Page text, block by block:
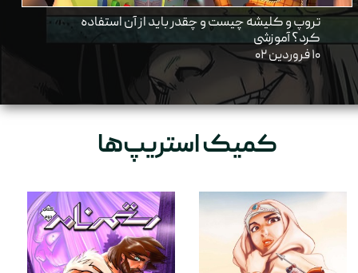
تروپ و کلیشه چیست و چقدر باید از آن استفاده
کرد؟ آموزشی
۱۰ فروردین ۰۲
کمیک استریپ‌ها